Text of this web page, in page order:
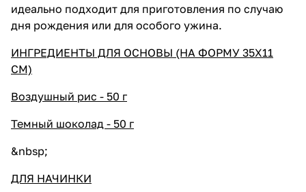
идеально подходит для приготовления по случаю
дня рождения или для особого ужина.
ИНГРЕДИЕНТЫ ДЛЯ ОСНОВЫ (НА ФОРМУ 35Х11
СМ)
Воздушный рис - 50 г
Темный шоколад - 50 г
&nbsp;
ДЛЯ НАЧИНКИ